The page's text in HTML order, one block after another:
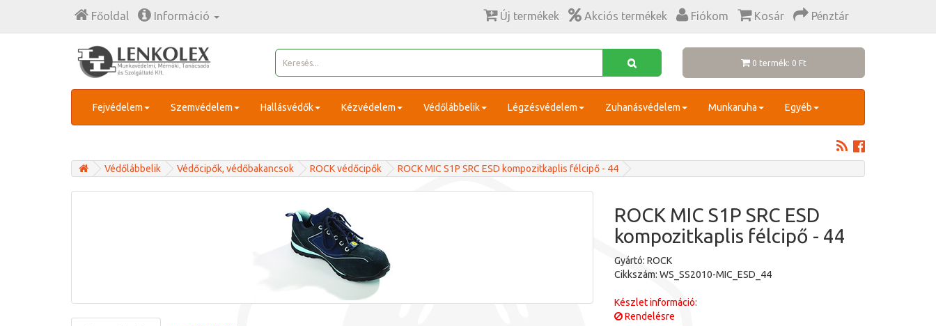
Főoldal Információ Új termékek Akciós termékek Fiókom Kosár Pénztár
0 termék: 0 Ft
Fejvédelem Szemvédelem Hallásvédők Kézvédelem Védőlábbelik Légzésvédelem Zuhanásvédelem Munkaruha Egyéb
Védőlábbelik Védőcipők, védőbakancsok ROCK védőcipők ROCK MIC S1P SRC ESD kompozitkaplis félcipő - 44
ROCK MIC S1P SRC ESD
kompozitkaplis félcipő - 44
Gyártó: ROCK
Cikkszám: WS_SS2010-MIC_ESD_44
Készlet információ:
Rendelésre